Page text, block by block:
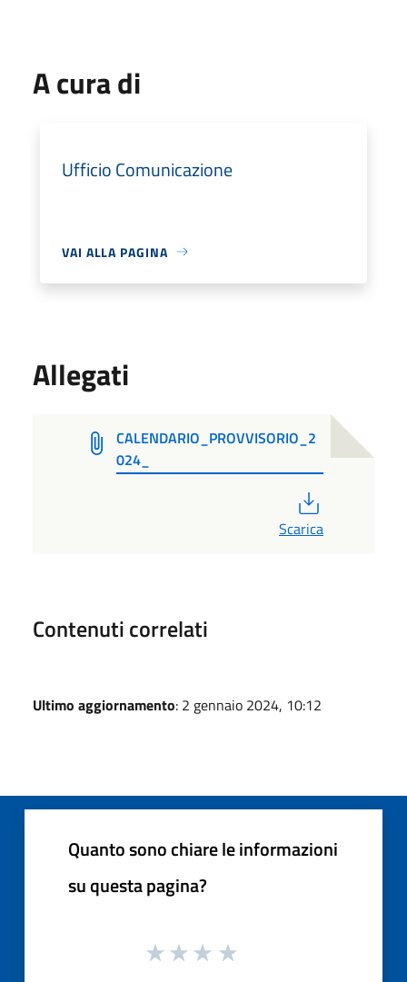
A cura di
Ufficio Comunicazione
VAI ALLA PAGINA
Allegati
CALENDARIO_PROVVISORIO_2
024_
Scarica
Contenuti correlati
Ultimo aggiornamento: 2 gennaio 2024, 10:12
Quanto sono chiare le informazioni
su questa pagina?